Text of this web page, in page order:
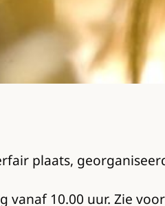
plaats,
vanaf 10.00 uur. Zie